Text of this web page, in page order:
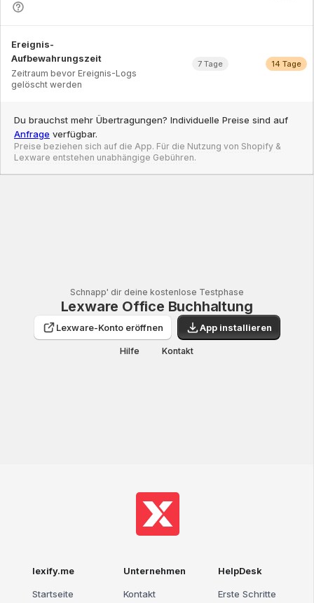
Ereignis-
Aufbewahrungszeit
Zeitraum bevor Ereignis-Logs
gelöscht werden
7Tage 14 Tage
Du brauchst mehr Übertragungen? Individuelle Preise sind auf
Anfrage verfügbar.
Preise beziehen sich auf die App. Für die Nutzung von Shopify &
Lexware entstehen unabhängige Gebühren.
Schnapp' dir deine kostenlose Testphase
Lexware Office Buchhaltung
Lexware-Konto eröffnen App installieren
Hilfe Kontakt
lexify.me
Startseite
Unternehmen
Kontakt
HelpDesk
Erste Schritte